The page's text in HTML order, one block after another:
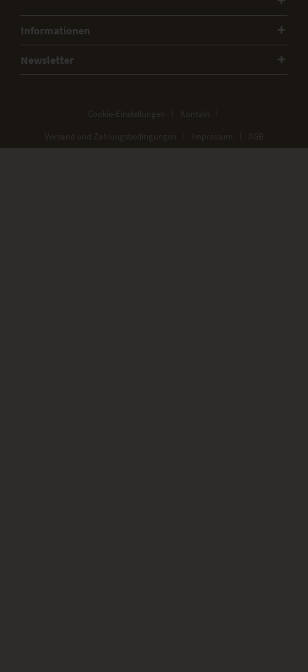
Informationen
Newsletter
Cookie-Einstellungen
Kontakt
Versand und Zahlungsbedingungen
Impressum AGB